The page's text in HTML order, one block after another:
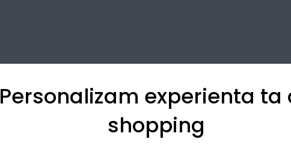
Personalizam experienta ta
shopping
Detalii tehnice Recenzii